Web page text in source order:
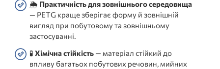
🌦️ Практичність для зовнішнього середовища
— PETG краще зберігає форму й зовнішній
вигляд при побутовому та зовнішньому
застосуванні.
🧪 Хімічна стійкість — матеріал стійкий до
впливу багатьох побутових речовин, мийних